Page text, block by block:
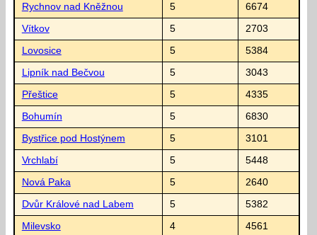
Rychnov nad Kněžnou 5 6674
Vítkov 5 2703
Lovosice 5 5384
Lipník nad Bečvou 5 3043
Přeštice 5 4335
Bohumín 5 6830
Bystřice pod Hostýnem 5 3101
Vrchlabí 5 5448
Nová Paka 5 2640
Dvůr Králové nad Labem 5 5382
Milevsko 4 4561